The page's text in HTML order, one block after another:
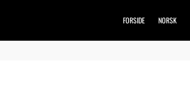
FORSIDE NORSK